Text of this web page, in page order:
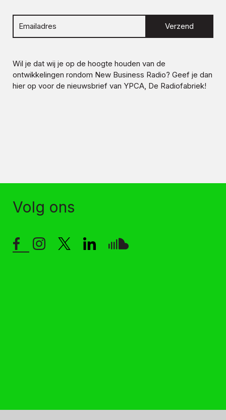
Verzend
Wil je dat wij je op de hoogte houden van de
ontwikkelingen rondom New Business Radio? Geef je dan
hier op voor de nieuwsbrief van YPCA, De Radiofabriek!
Volg ons